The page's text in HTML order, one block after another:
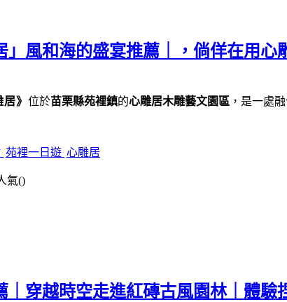
」風和海的盛宴推薦｜，倘佯在用
居》 位於苗栗縣苑裡鎮的心雕居木雕藝文園區 ，是一處
苑裡一日遊 心雕居
氣()
｜穿越時空走進紅磚古風園林｜體驗